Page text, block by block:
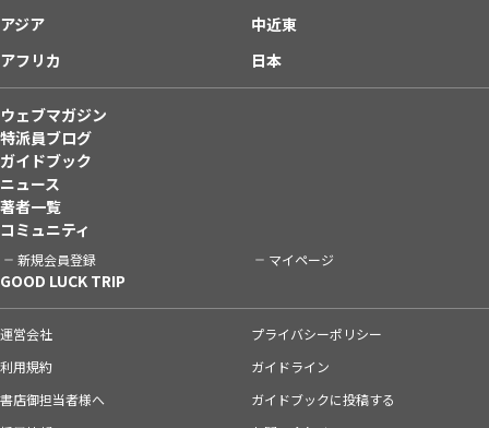
アジア
中近東
アフリカ
日本
ウェブマガジン
特派員ブログ
ガイドブック
ニュース
著者一覧
コミュニティ
新規会員登録 マイページ
GOOD LUCK TRIP
運営会社
プライバシーポリシー
利用規約
ガイドライン
書店御担当者様へ
ガイドブックに投稿する